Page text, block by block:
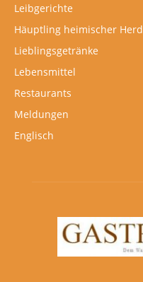
Leibgerichte
Häuptling heimischer Herd
Lieblingsgetränke
Lebensmittel
Restaurants
Meldungen
Englisch